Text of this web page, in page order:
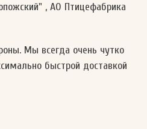
, АО Птицефабрика
Мы всегда очень чутко
быстрой доставкой